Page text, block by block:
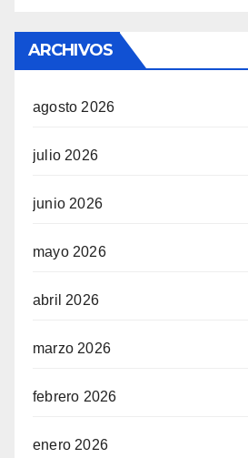
ARCHIVOS
agosto 2026
julio 2026
junio 2026
mayo 2026
abril 2026
marzo 2026
febrero 2026
enero 2026